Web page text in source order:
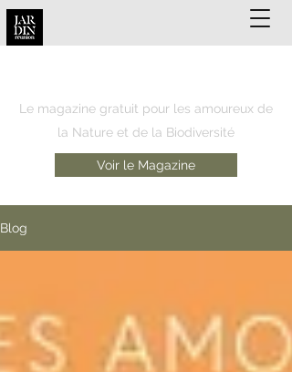
Le magazine gratuit pour les amoureux de
la Nature et de la Biodiversité
Voir le Magazine
Blog